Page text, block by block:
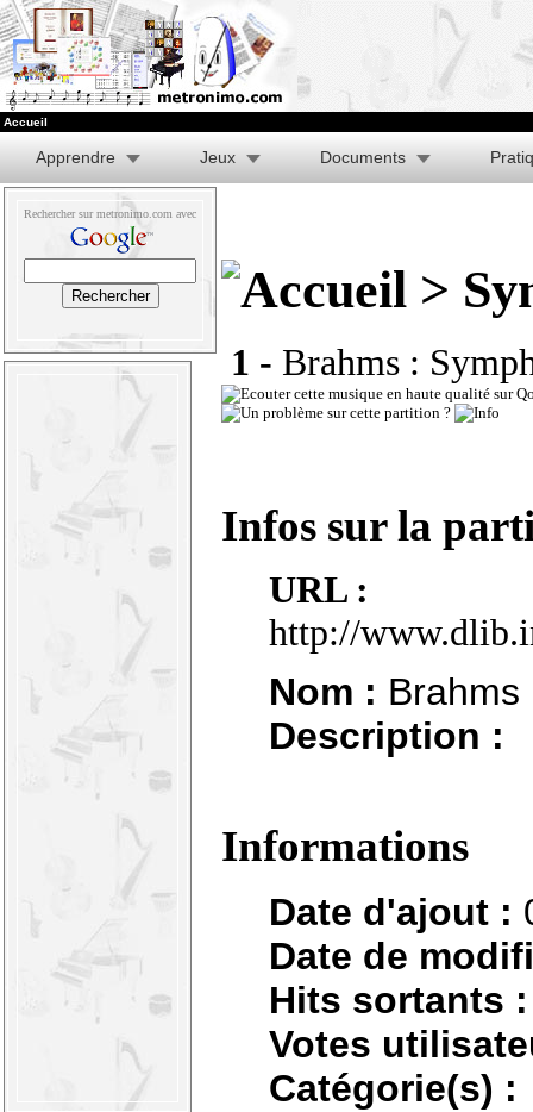
Accueil
Apprendre Jeux Documents
Rechercher sur metronimo.com avec
>
1 - Brahms :
Infos sur la
URL :
http://
Nom : Brahms
Description :
Informations
Date d'ajout :
Date de
Hits sortants :
Votes
Catégorie(s) :